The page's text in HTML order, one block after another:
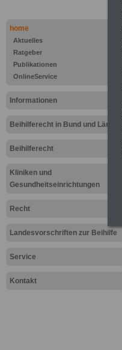
home
Aktuelles
Ratgeber
Publikationen
OnlineService
Informationen
Beihilferecht in Bund und Ländern
Beihilferecht
Kliniken und
Gesundheitseinrichtungen
Recht
Landesvorschriften zur Beihilfe
Service
Kontakt